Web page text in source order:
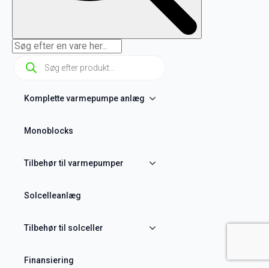
Products
search
Komplette varmepumpe anlæg
Monoblocks
Tilbehør til varmepumper
Solcelleanlæg
Tilbehør til solceller
Finansiering